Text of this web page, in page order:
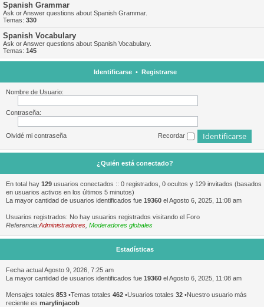
Spanish Grammar
Ask or Answer questions about Spanish Grammar.
Temas: 330
Spanish Vocabulary
Ask or Answer questions about Spanish Vocabulary.
Temas: 145
Identificarse• Registrarse
Nombre de Usuario:
Contraseña:
Olvidé mi contraseña Recordar
¿Quién está conectado?
En total hay 129 usuarios conectados :: 0 registrados, 0 ocultos y 129 invitados (basados
en usuarios activos en los últimos 5 minutos)
La mayor cantidad de usuarios identificados fue 19360 el Agosto 6, 2025, 11:08 am
Usuarios registrados: No hay usuarios registrados visitando el Foro
Referencia:Administradores Moderadores globales
Estadísticas
Fecha actual Agosto 9, 2026, 7:25 am
La mayor cantidad de usuarios identificados fue 19360 el Agosto 6, 2025, 11:08 am
Mensajes totales 853 •Temas totales 462 •Usuarios totales 32 •Nuestro usuario más
reciente es marylinjacob